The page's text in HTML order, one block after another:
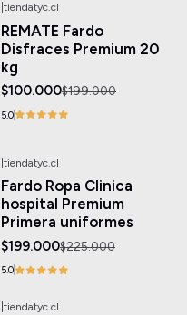
tiendatyc.cl
REMATE Fardo
Disfraces Premium 20
kg
$100.000$199.000
5.0
tiendatyc.cl
Fardo Ropa Clinica
hospital Premium
Primera uniformes
$199.000$225.000
5.0
tiendatyc.cl